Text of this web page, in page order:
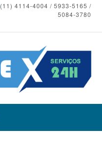
(11) 4114-4004 / 5933-5165 /
5084-3780